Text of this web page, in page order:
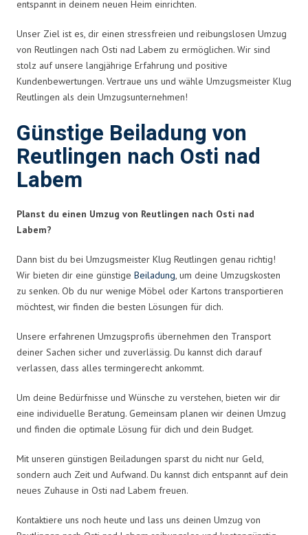
entspannt in deinem neuen Heim einrichten.
Unser Ziel ist es, dir einen stressfreien und reibungslosen Umzug
von Reutlingen nach Osti nad Labem zu ermöglichen. Wir sind
stolz auf unsere langjährige Erfahrung und positive
Kundenbewertungen. Vertraue uns und wähle Umzugsmeister Klug
Reutlingen als dein Umzugsunternehmen!
Günstige Beiladung von
Reutlingen nach Osti nad
Labem
Planst du einen Umzug von Reutlingen nach Osti nad
Labem?
Dann bist du bei Umzugsmeister Klug Reutlingen genau richtig!
Wir bieten dir eine günstige Beiladung, um deine Umzugskosten
zu senken. Ob du nur wenige Möbel oder Kartons transportieren
möchtest, wir finden die besten Lösungen für dich.
Unsere erfahrenen Umzugsprofis übernehmen den Transport
deiner Sachen sicher und zuverlässig. Du kannst dich darauf
verlassen, dass alles termingerecht ankommt.
Um deine Bedürfnisse und Wünsche zu verstehen, bieten wir dir
eine individuelle Beratung. Gemeinsam planen wir deinen Umzug
und finden die optimale Lösung für dich und dein Budget.
Mit unseren günstigen Beiladungen sparst du nicht nur Geld,
sondern auch Zeit und Aufwand. Du kannst dich entspannt auf dein
neues Zuhause in Osti nad Labem freuen.
Kontaktiere uns noch heute und lass uns deinen Umzug von